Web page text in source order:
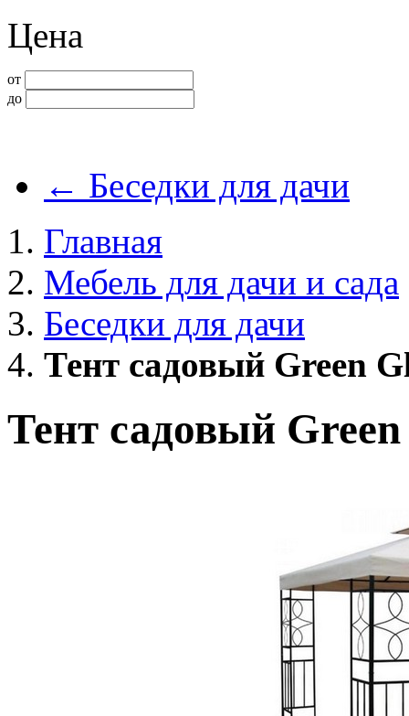
Цена
от
до
← Беседки для дачи
Главная
Мебель для дачи и сада
Беседки для дачи
Тент садовый Green
Тент садовый